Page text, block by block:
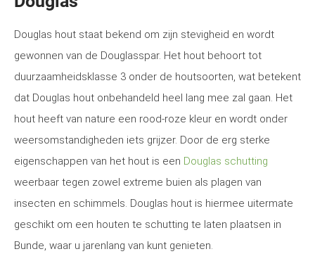
Douglas hout staat bekend om zijn stevigheid en wordt
gewonnen van de Douglasspar. Het hout behoort tot
duurzaamheidsklasse 3 onder de houtsoorten, wat betekent
dat Douglas hout onbehandeld heel lang mee zal gaan. Het
hout heeft van nature een rood-roze kleur en wordt onder
weersomstandigheden iets grijzer. Door de erg sterke
eigenschappen van het hout is een Douglas schutting
weerbaar tegen zowel extreme buien als plagen van
insecten en schimmels. Douglas hout is hiermee uitermate
geschikt om een houten te schutting te laten plaatsen in
Bunde, waar u jarenlang van kunt genieten.